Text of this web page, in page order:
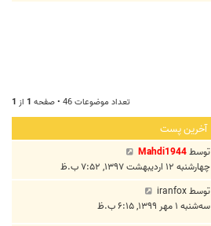
تعداد موضوعات 46 • صفحه 1 از 1
آخرین پست
توسطMahdi1944
چهارشنبه ۱۲ اردیبهشت ۱۳۹۷, ۷:۵۲ ب.ظ
توسطiranfox
سه‌شنبه ۱ مهر ۱۳۹۹, ۶:۱۵ ب.ظ